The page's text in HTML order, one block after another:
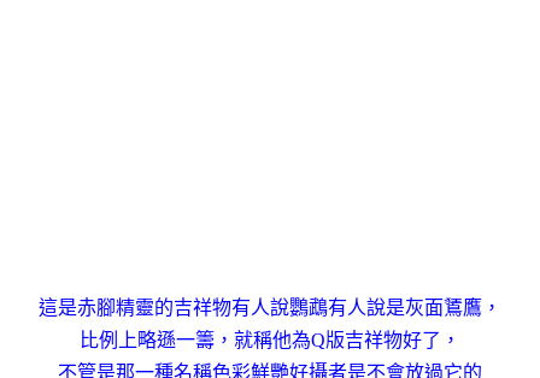
這是赤腳精靈的吉祥物有人說鸚鵡有人說是灰面鵟鷹，
比例上略遜一籌，就稱他為Q版吉祥物好了，
不管是那一種名稱色彩鮮艷好攝者是不會放過它的